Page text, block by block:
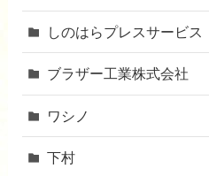
しのはらプレスサービス
ブラザー工業株式会社
ワシノ
下村